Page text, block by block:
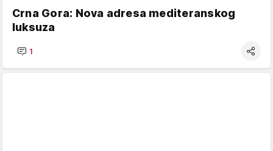
Crna Gora: Nova adresa mediteranskog
luksuza
1